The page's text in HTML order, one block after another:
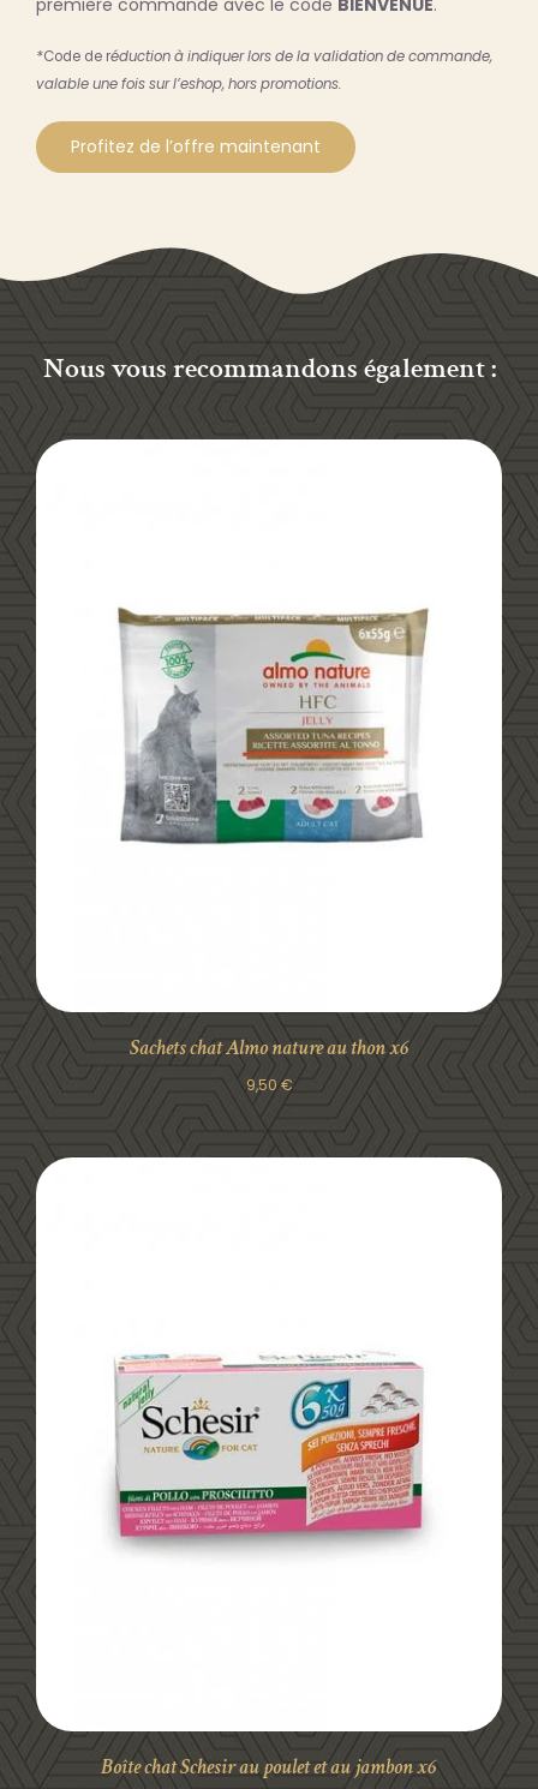
*Code de réduction à indiquer lors de la validation de commande,
valable une fois sur l’eshop, hors promotions.
Profitez de l’offre maintenant
Nous vous recommandons également :
DÉTAILS
Sachets chat Almo nature au thon x6
9,50€
DÉTAILS
Boîte chat Schesir au poulet et au jambon x6